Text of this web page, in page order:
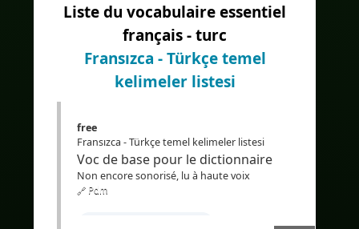
#Traduction
#IA
#Çeviri
#YapayZeka
#EdTech
#eLearning
Liste du vocabulaire essentiel
français - turc
Fransızca - Türkçe temel
kelimeler listesi
free
Fransızca - Türkçe temel kelimeler listesi
Voc de base pour le dictionnaire
Non encore sonorisé, lu à haute voix
🔗 Pdm